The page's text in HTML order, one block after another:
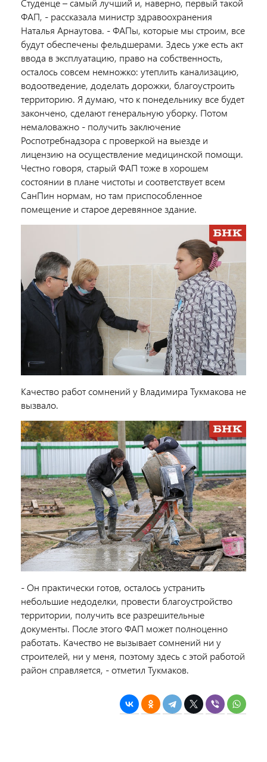
ФАП, - рассказала министр здравоохранения
Наталья Арнаутова. - ФАПы, которые мы строим, все
будут обеспечены фельдшерами. Здесь уже есть акт
ввода в эксплуатацию, право на собственность,
осталось совсем немножко: утеплить канализацию,
водоотведение, доделать дорожки, благоустроить
территорию. Я думаю, что к понедельнику все будет
закончено, сделают генеральную уборку. Потом
немаловажно - получить заключение
Роспотребнадзора с проверкой на выезде и
лицензию на осуществление медицинской помощи.
Честно говоря, старый ФАП тоже в хорошем
состоянии в плане чистоты и соответствует всем
СанПин нормам, но там приспособленное
помещение и старое деревянное здание.
Качество работ сомнений у Владимира Тукмакова не
вызвало.
- Он практически готов, осталось устранить
небольшие недоделки, провести благоустройство
территории, получить все разрешительные
документы. После этого ФАП может полноценно
работать. Качество не вызывает сомнений ни у
строителей, ни у меня, поэтому здесь с этой работой
район справляется, - отметил Тукмаков.